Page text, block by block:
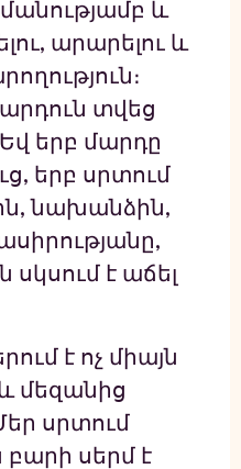
և
արարելու և
տվեց
երբ մարդը
երբ սրտում
նախանձին,
սկսում է աճել
է ոչ միայն
մեզանից
սրտում
սերմ է